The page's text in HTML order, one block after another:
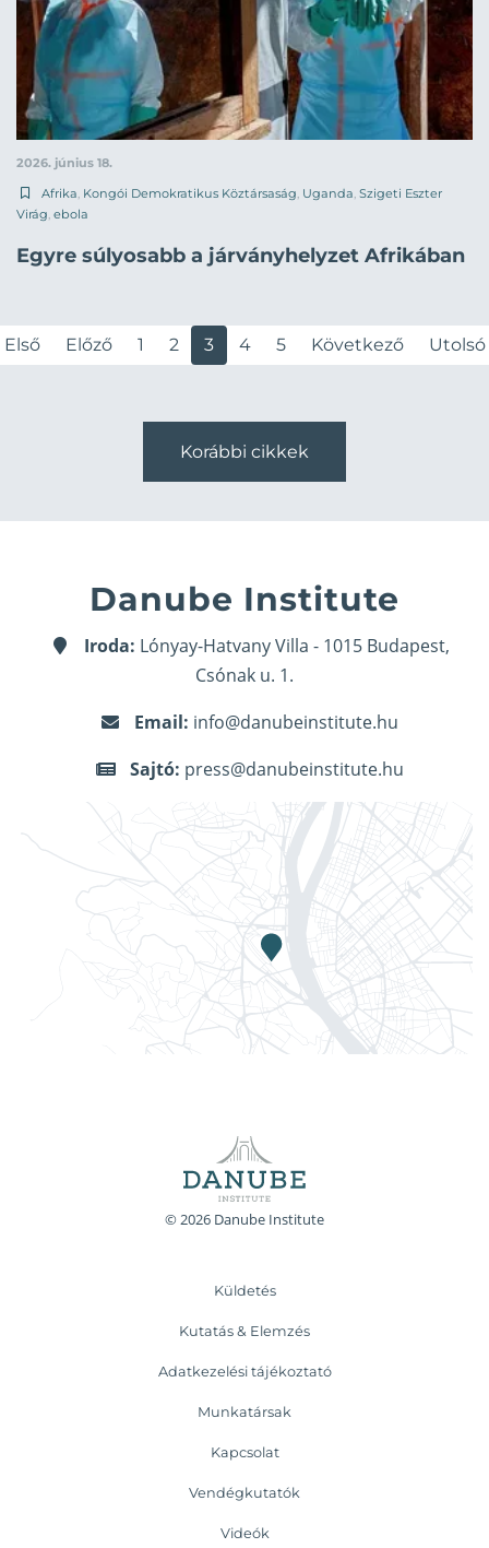
2026. június 18.
Afrika, Kongói Demokratikus Köztársaság, Uganda, Szigeti Eszter
Virág, ebola
Egyre súlyosabb a járványhelyzet Afrikában
Első Előző 1 2 3 4 5 Következő Utolsó
Korábbi cikkek
Danube Institute
Iroda: Lónyay-Hatvany Villa - 1015 Budapest,
Csónak u. 1.
Email: info@danubeinstitute.hu
Sajtó: press@danubeinstitute.hu
© 2026 Danube Institute
Küldetés
Kutatás & Elemzés
Adatkezelési tájékoztató
Munkatársak
Kapcsolat
Vendégkutatók
Videók